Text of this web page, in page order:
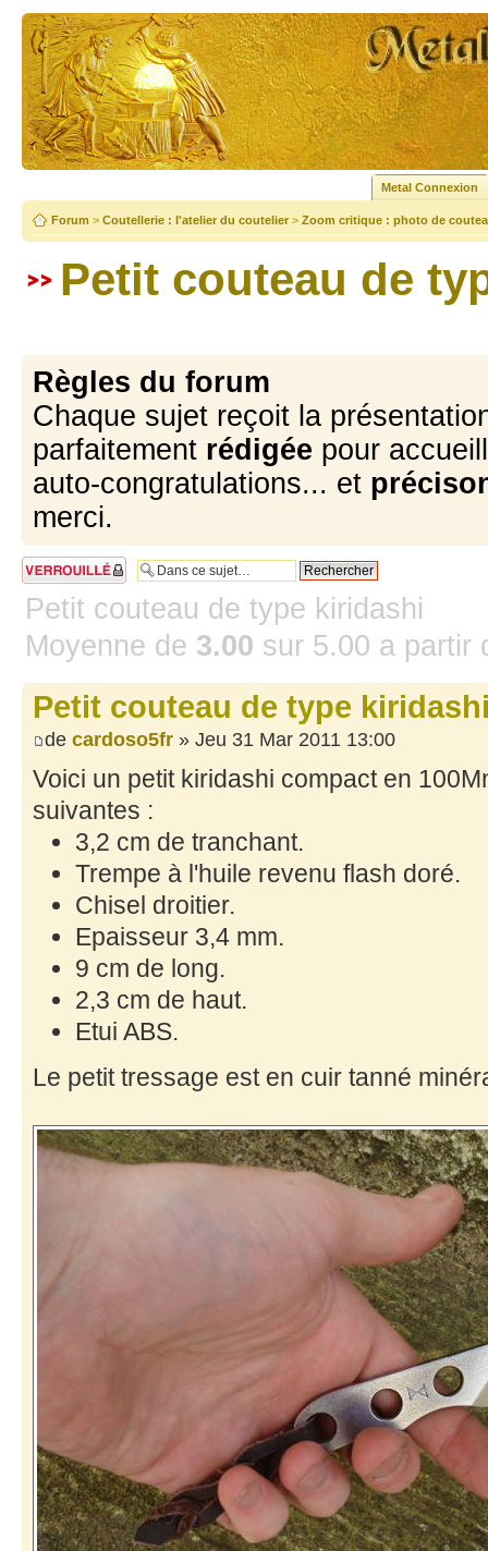
Metal Connexion
Forum > Coutellerie : l'atelier du coutelier > Zoom critique : photo de
Petit couteau de
Règles du forum
Chaque sujet reçoit la
parfaitement rédigée pour
auto-congratulations... et
merci.
Sujet verrouillé
Petit couteau de type kiridashi
Moyenne de 3.00 sur 5.00 a partir
Petit couteau de type
de cardoso5fr » Jeu 31 Mar 2011 13:00
Voici un petit kiridashi compact en
suivantes :
3,2 cm de tranchant.
Trempe à l'huile revenu flash doré.
Chisel droitier.
Epaisseur 3,4 mm.
9 cm de long.
2,3 cm de haut.
Etui ABS.
Le petit tressage est en cuir tanné